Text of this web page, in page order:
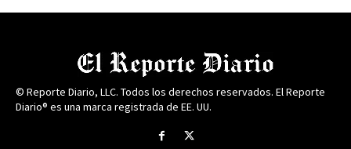
© Reporte Diario, LLC. Todos los derechos reservados. El Reporte
Diario® es una marca registrada de EE. UU.